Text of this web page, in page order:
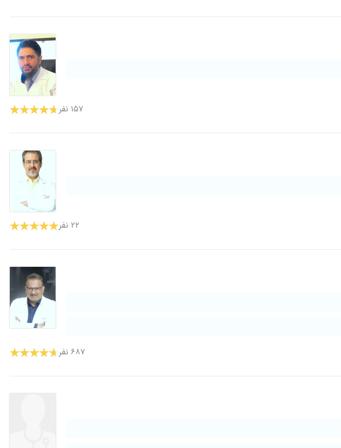
۱۵۷ نفر
۲۲ نفر
۶۸۷ نفر